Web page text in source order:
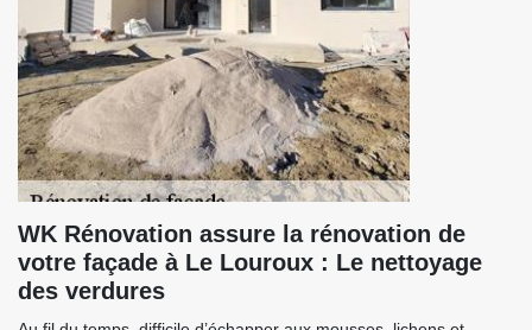
WK Rénovation assure la rénovation de
votre façade à Le Louroux : Le nettoyage
des verdures